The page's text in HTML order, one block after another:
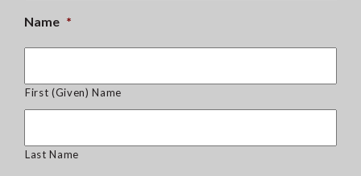
Name *
First (Given) Name
Last Name